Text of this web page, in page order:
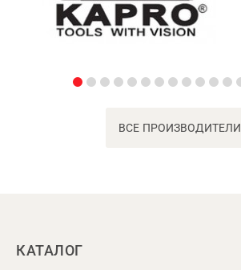
ВСЕ ПРОИЗВОДИТЕЛИ
КАТАЛОГ